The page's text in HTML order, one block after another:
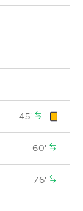
45'
60'
76'